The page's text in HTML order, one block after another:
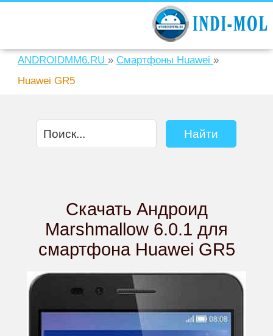
ANDROIDMM6.RU » Смартфоны Huawei »
Huawei GR5
Скачать Андроид
Marshmallow 6.0.1 для
смартфона Huawei GR5